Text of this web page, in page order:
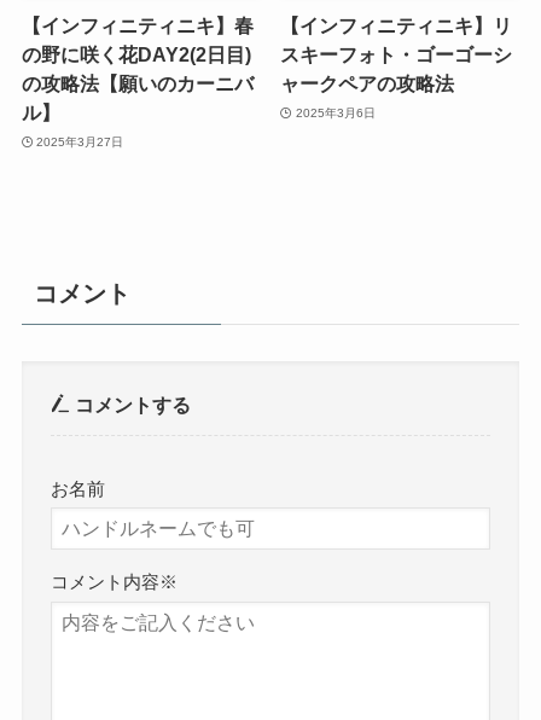
【インフィニティニキ】春
の野に咲く花DAY2(2日目)
の攻略法【願いのカーニバ
ル】
2025年3月27日
【インフィニティニキ】リ
スキーフォト・ゴーゴーシ
ャークペアの攻略法
2025年3月6日
コメント
コメントする
お名前
コメント内容※